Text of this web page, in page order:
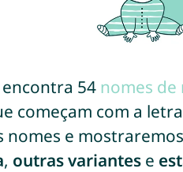
54 nomes de
começam com a
nomes e mostraremos
, outras variantese